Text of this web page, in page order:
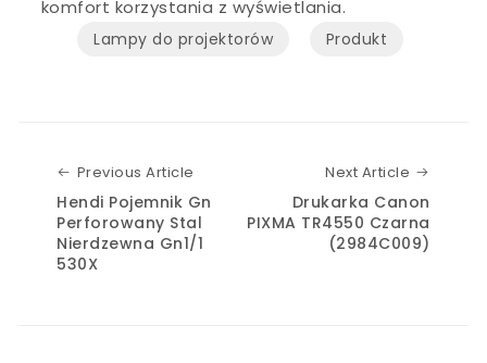
komfort korzystania z wyświetlania.
Lampy do projektorów Produkt
Previous Article
Hendi Pojemnik Gn
Perforowany Stal
Nierdzewna Gn1/1
530X
Next Article
Drukarka Canon
PIXMA TR4550 Czarna
(2984C009)